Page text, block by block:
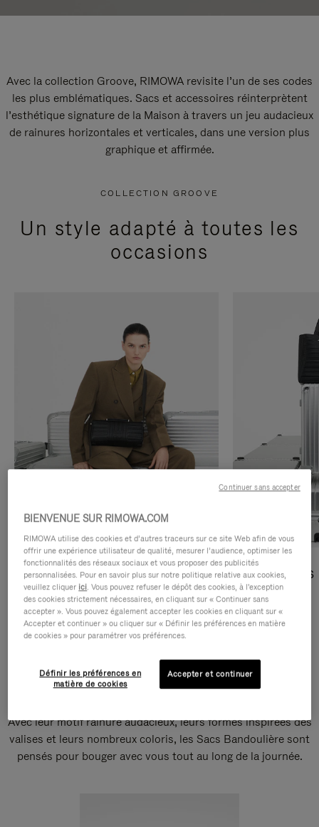
Avec la collection Groove, RIMOWA revisite l’un de ses codes
les plus emblématiques. Sacs et accessoires réinterprètent
l’esthétique signature de la Maison à travers un jeu audacieux
de rainures horizontales et verticales, dans une version plus
graphique et affirmée.
COLLECTION GROOVE
Un style adapté à toutes les
occasions
Sacs Bandoulière
DÉCOUVRIR
Sacs Cabas
DÉCOUVRIR
Sacs Bandoulière Groove
Avec leur motif rainuré audacieux, leurs formes inspirées des
valises et leurs nombreux coloris, les Sacs Bandoulière sont
pensés pour bouger avec vous tout au long de la journée.
BIENVENUE SUR RIMOWA.COM
RIMOWA utilise des cookies et d’autres traceurs sur ce site Web afin de vous
offrir une expérience utilisateur de qualité, mesurer l’audience, optimiser les
fonctionnalités des réseaux sociaux et vous proposer des publicités
personnalisées. Pour en savoir plus sur notre politique relative aux cookies,
veuillez cliquer ici. Vous pouvez refuser le dépôt des cookies, à l'exception
des cookies strictement nécessaires, en cliquant sur « Continuer sans
accepter ». Vous pouvez également accepter les cookies en cliquant sur «
Accepter et continuer » ou cliquer sur « Définir les préférences en matière
de cookies » pour paramétrer vos préférences.
Définir les préférences en
matière de cookies
Accepter et continuer
Continuer sans accepter